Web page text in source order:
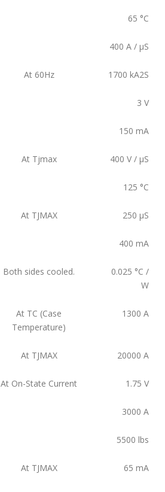
65 °C
400 A / µS
At 60Hz 1700 kA2S
3 V
150 mA
At Tjmax 400 V / µS
125 °C
At TJMAX 250 µS
400 mA
Both sides cooled. 0.025 °C /
W
At TC (Case
Temperature)
1300 A
At TJMAX 20000 A
At On-State Current 1.75 V
3000 A
5500 lbs
At TJMAX 65 mA